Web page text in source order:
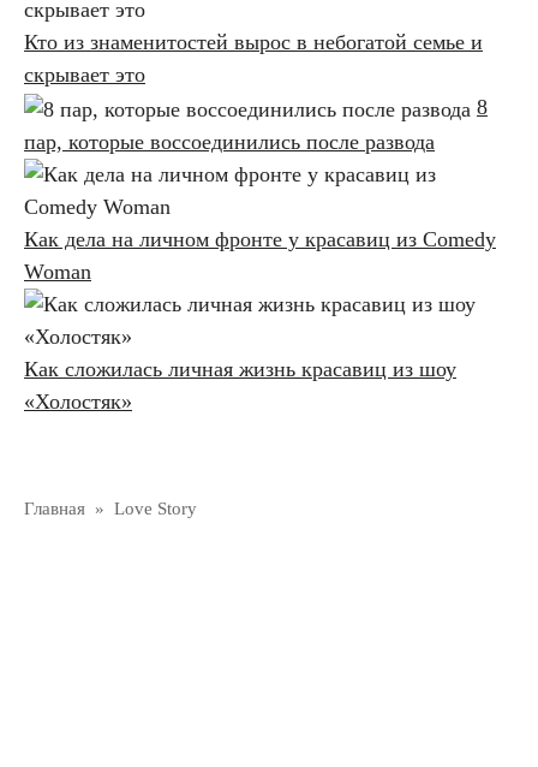
Кто из знаменитостей вырос в небогатой семье и
скрывает это
8
пар, которые воссоединились после развода
Как дела на личном фронте у красавиц из Comedy
Woman
Как сложилась личная жизнь красавиц из шоу
«Холостяк»
Главная » Love Story